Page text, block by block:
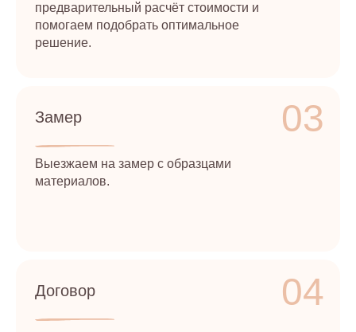
предварительный расчёт стоимости и
помогаем подобрать оптимальное
решение.
Замер 03
Выезжаем на замер с образцами
материалов.
Договор 04